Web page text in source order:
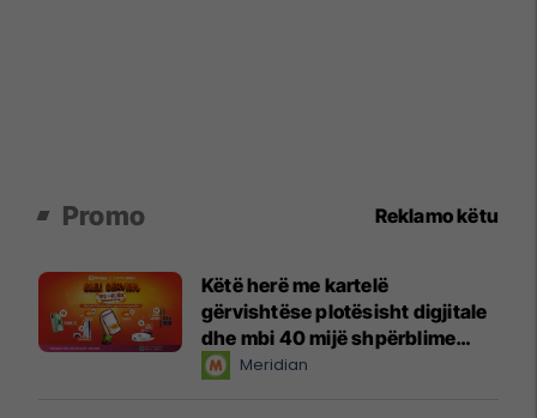
Promo Reklamo këtu
Këtë herë me kartelë
gërvishtëse plotësisht digjitale
dhe mbi 40 mijë shpërblime
instant!Meridian